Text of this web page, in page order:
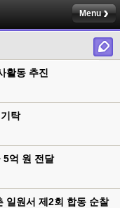
Menu
활동 추진
탁
5억 원 전달
일원서 제2회 합동 순찰